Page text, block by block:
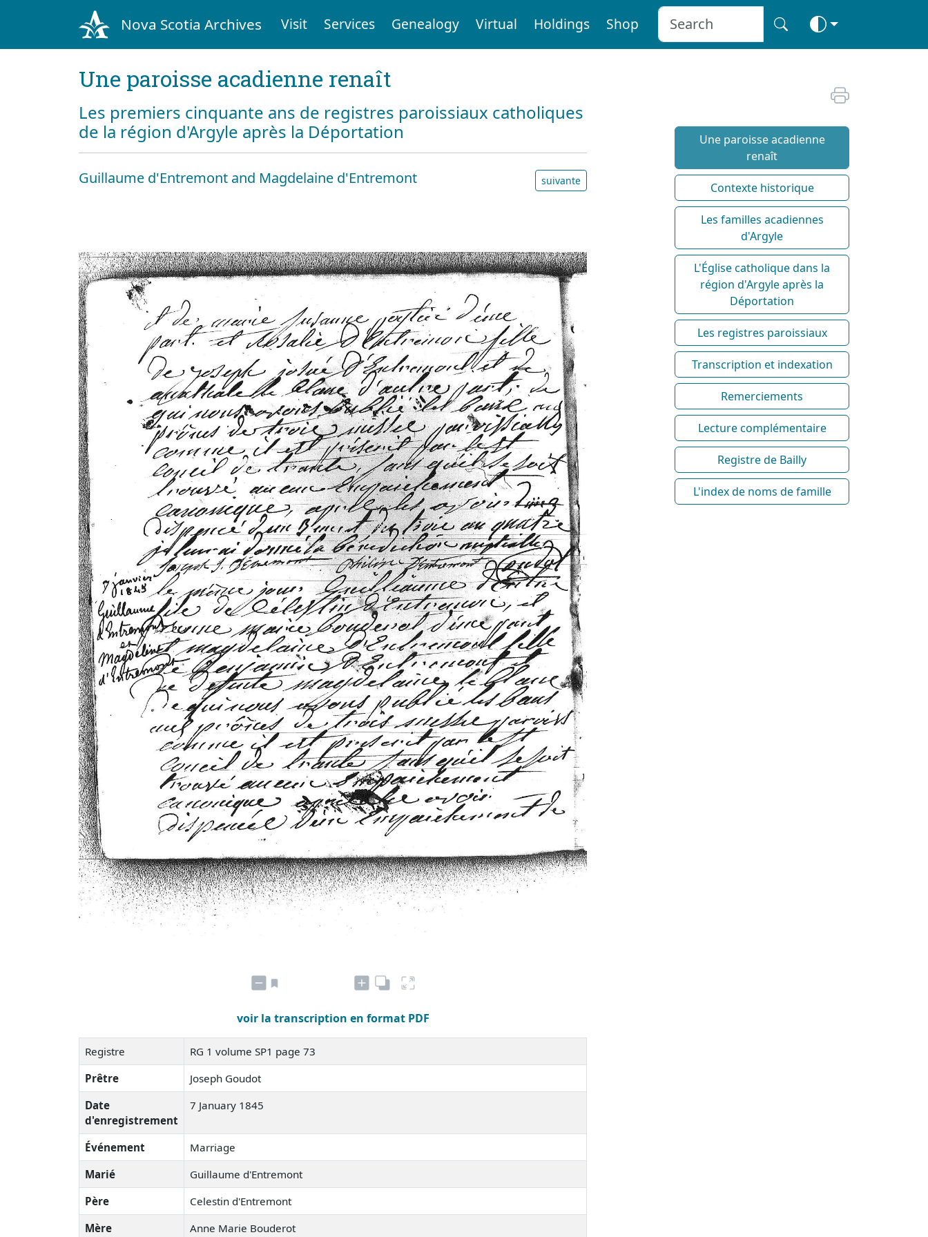
Nova Scotia Archives Visit Services Genealogy Virtual Holdings Shop
Une paroisse acadienne renaît
Les premiers cinquante ans de registres paroissiaux catholiques
de la région d'Argyle après la Déportation
Guillaume d'Entremont and Magdelaine d'Entremont suivante
voir la transcription en format PDF
Registre
RG 1 volume SP1 page 73
Prêtre
Joseph Goudot
Date
d'enregistrement
7 January 1845
Événement
Marriage
Marié
Guillaume d'Entremont
Père
Celestin d'Entremont
Mère
Anne Marie Bouderot
Une paroisse acadienne
renaît
Contexte historique
Les familles acadiennes
d'Argyle
L'Église catholique dans la
région d'Argyle après la
Déportation
Les registres paroissiaux
Transcription et indexation
Remerciements
Lecture complémentaire
Registre de Bailly
L'index de noms de famille